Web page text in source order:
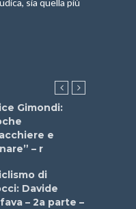
Gimondi:
e
– r
di
Davide
– 2a parte –